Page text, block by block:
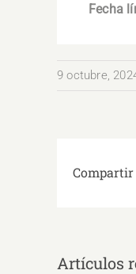
Fecha
9 octubre,
Artículos